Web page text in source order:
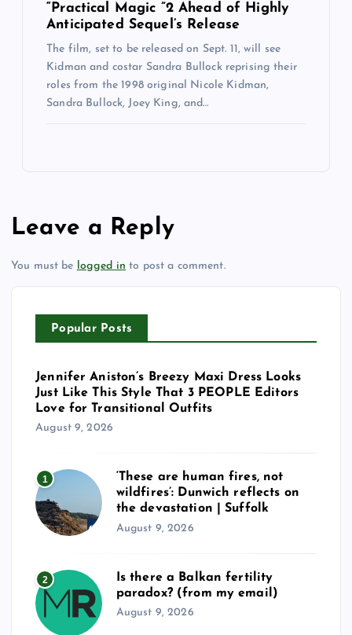
“Practical Magic ”2 Ahead of Highly
Anticipated Sequel’s Release
The film, set to be released on Sept. 11, will see
Kidman and costar Sandra Bullock reprising their
roles from the 1998 original Nicole Kidman,
Sandra Bullock, Joey King, and…
Leave a Reply
You must be logged in to post a comment.
Popular Posts
Jennifer Aniston’s Breezy Maxi Dress Looks
Just Like This Style That 3 PEOPLE Editors
Love for Transitional Outfits
August 9, 2026
1
‘These are human fires, not
wildfires’: Dunwich reflects on
the devastation | Suffolk
August 9, 2026
2
Is there a Balkan fertility
paradox? (from my email)
August 9, 2026